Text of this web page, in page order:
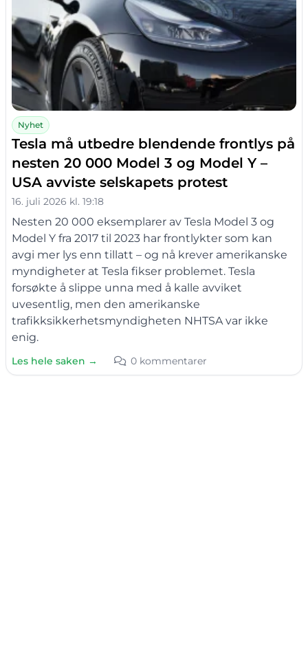
Nyhet
Tesla må utbedre blendende frontlys på
nesten 20 000 Model 3 og Model Y –
USA avviste selskapets protest
16. juli 2026 kl. 19:18
Nesten 20 000 eksemplarer av Tesla Model 3 og
Model Y fra 2017 til 2023 har frontlykter som kan
avgi mer lys enn tillatt – og nå krever amerikanske
myndigheter at Tesla fikser problemet. Tesla
forsøkte å slippe unna med å kalle avviket
uvesentlig, men den amerikanske
trafikksikkerhetsmyndigheten NHTSA var ikke
enig.
Les hele saken → 0 kommentarer